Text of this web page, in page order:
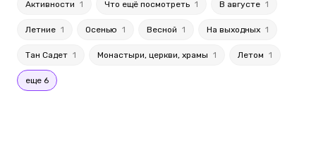
Активности 1 Что ещё посмотреть 1 В августе 1
Летние 1 Осенью 1 Весной 1 На выходных 1
Тан Садет 1 Монастыри, церкви, храмы 1 Летом 1
еще 6